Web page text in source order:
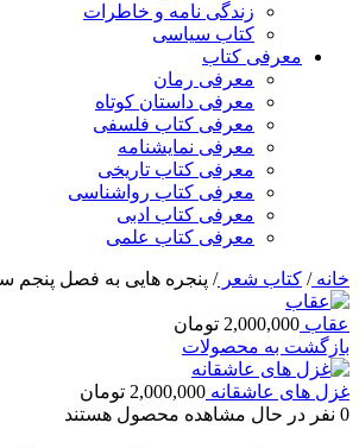
زندگی نامه و خاطرات
کتاب سیاسی
معرفی کتاب
معرفی رمان
معرفی داستان کوتاه
معرفی کتاب فلسفی
معرفی نمایشنامه
معرفی کتاب تاریخی
معرفی کتاب رواشناسی
معرفی کتاب ادبی
معرفی کتاب علمی
خانه/ کتاب شعر/ پنجره هایی به فصل پنجم
عقاب 2,000,000 تومان
بازگشت به محصولات
غزل های عاشقانه 2,000,000 تومان
0 نفر در حال مشاهده محصول هستند